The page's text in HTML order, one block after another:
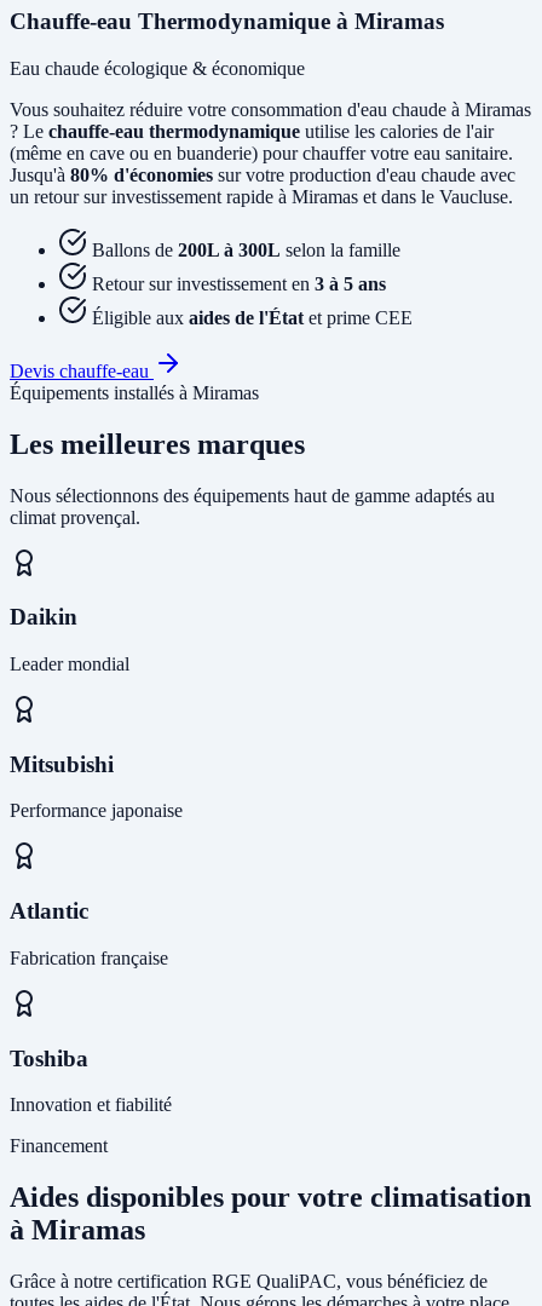
Chauffe-eau Thermodynamique à Miramas
Eau chaude écologique & économique
Vous souhaitez réduire votre consommation d'eau chaude à Miramas
? Le chauffe-eau thermodynamique utilise les calories de l'air
(même en cave ou en buanderie) pour chauffer votre eau sanitaire.
Jusqu'à 80% d'économies sur votre production d'eau chaude avec
un retour sur investissement rapide à Miramas et dans le Vaucluse.
Ballons de 200L à 300L selon la famille
Retour sur investissement en 3 à 5 ans
Éligible aux aides de l'État et prime CEE
Devis chauffe-eau
Équipements installés à Miramas
Les meilleures marques
Nous sélectionnons des équipements haut de gamme adaptés au
climat provençal.
Daikin
Leader mondial
Mitsubishi
Performance japonaise
Atlantic
Fabrication française
Toshiba
Innovation et fiabilité
Financement
Aides disponibles pour votre climatisation
à Miramas
Grâce à notre certification RGE QualiPAC, vous bénéficiez de